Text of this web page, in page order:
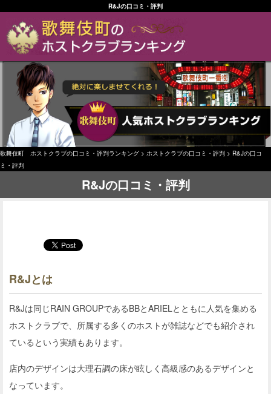
R&Jの口コミ・評判
歌舞伎町 ホストクラブの口コミ・評判ランキング > ホストクラブの口コミ・評判 > R&Jの口コ
ミ・評判
R&Jの口コミ・評判
R&Jとは
R&Jは同じRAIN GROUPであるBBとARIELとともに人気を集める
ホストクラブで、所属する多くのホストが雑誌などでも紹介され
ているという実績もあります。
店内のデザインは大理石調の床が眩しく高級感のあるデザインと
なっています。